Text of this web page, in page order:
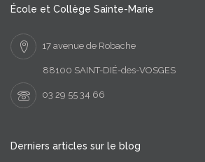
École et Collège Sainte-Marie
17 avenue de Robache
88100 SAINT-DIÉ-des-VOSGES
03 29 55 34 66
Derniers articles sur le blog